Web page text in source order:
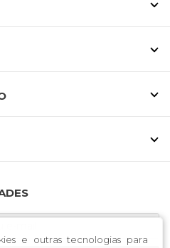
e outras tecnologias para